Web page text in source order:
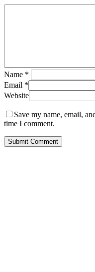
Name *
Email *
Website
Save my name, email,
time I comment.